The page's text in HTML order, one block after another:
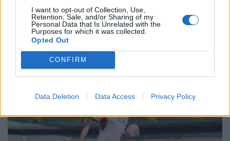
I want to opt-out of Collection, Use,
Retention, Sale, and/or Sharing of my
Personal Data that Is Unrelated with the
Purposes for which it was collected.
Opted Out
CONFIRM
Data Deletion Data Access Privacy Policy
Δείτε επίσης